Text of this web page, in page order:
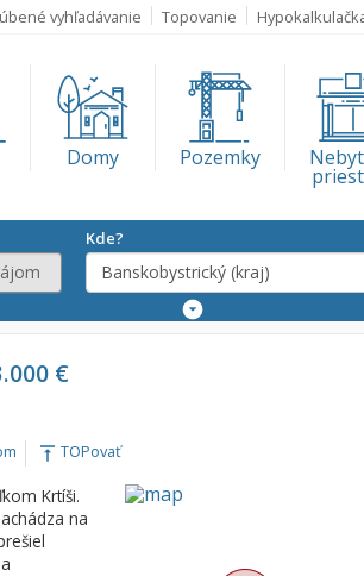
vyhľadávanie Topovanie
Domy Pozemky
Kde?
Banskobystrický (kraj)
€
vertical_align_top TOPovať
Krtíši.
na